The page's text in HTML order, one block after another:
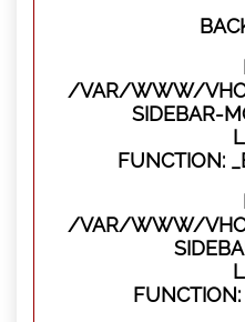
/VAR/WWW/
SIDEBAR-
FUNCTION:
/VAR/WWW/
FUNCTION: